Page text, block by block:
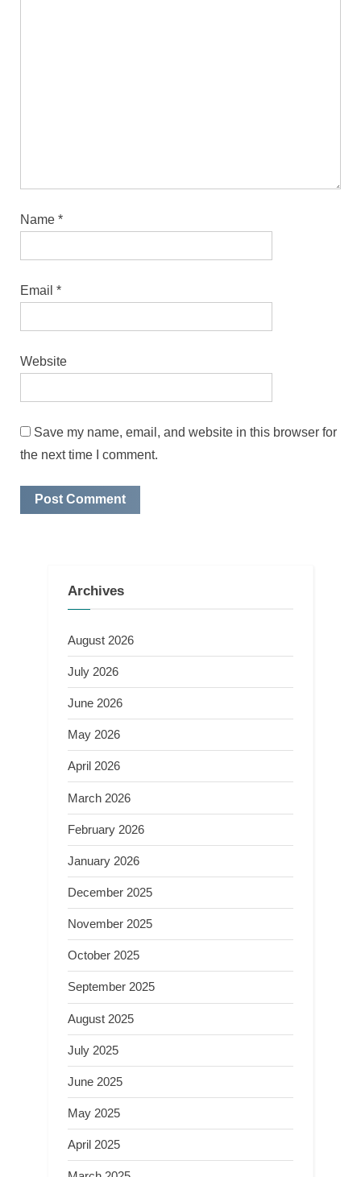
Name *
Email *
Website
Save my name, email, and website in this browser for
the next time I comment.
Archives
August 2026
July 2026
June 2026
May 2026
April 2026
March 2026
February 2026
January 2026
December 2025
November 2025
October 2025
September 2025
August 2025
July 2025
June 2025
May 2025
April 2025